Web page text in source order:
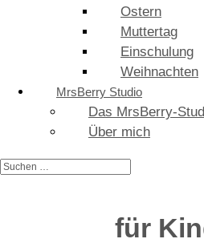
Ostern
Muttertag
Einschulung
Weihnachten
MrsBerry Studio
Das MrsBerry-
Über mich
für